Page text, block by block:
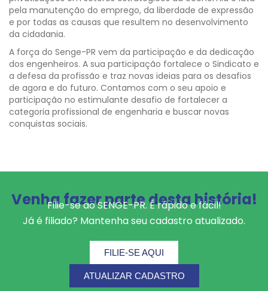
pela manutenção do emprego, da liberdade de expressão
e por todas as causas que resultem no desenvolvimento
da cidadania.
A força do Senge-PR vem da participação e da dedicação
dos engenheiros. A sua participação fortalece o Sindicato e
a defesa da profissão e traz novas ideias para os desafios
de agora e do futuro. Contamos com o seu apoio e
participação no estimulante desafio de fortalecer a
categoria profissional de engenharia e buscar novas
conquistas sociais.
Venha fazer parte desta história!
Filie-se ao SENGE-PR. É rápido e fácil!
Já é filiado? Mantenha seu cadastro atualizado.
FILIE-SE AQUI
ATUALIZAR CADASTRO